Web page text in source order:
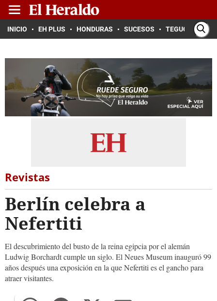
INICIO EH PLUS HONDURAS SUCESOS TEGUCIGALPA
Revistas
Berlín celebra a
Nefertiti
El descubrimiento del busto de la reina egipcia por el alemán
Ludwig Borchardt cumple un siglo. El Neues Museum inauguró 99
años después una exposición en la que Nefertiti es el gancho para
atraer visitantes.